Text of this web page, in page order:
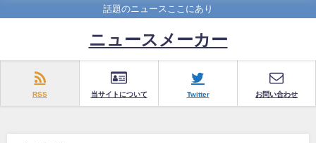
話題のニュースここにあり
ニュースメーカー
RSS 当サイトについて Twitter お問い合わせ